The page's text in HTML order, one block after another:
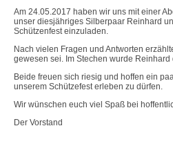
Am 24.05.2017 haben wir uns mit einer
unser diesjähriges Silberpaar Reinhard
Schützenfest einzuladen.
Nach vielen Fragen und Antworten
gewesen sei. Im Stechen wurde Reinhard
Beide freuen sich riesig und hoffen ein
unserem Schützefest erleben zu dürfen.
Wir wünschen euch viel Spaß bei
Der Vorstand